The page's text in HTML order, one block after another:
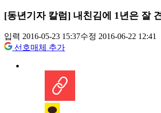
[동년기자 칼럼] 내친김에 1년은 잘
입력 2016-05-23 15:37수정 2016-06-22 12:41
선호매체 추가